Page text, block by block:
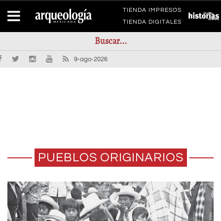
TIENDA IMPRESOS
TIENDA DIGITALES
9-ago-2026
PUEBLOS ORIGINARIOS